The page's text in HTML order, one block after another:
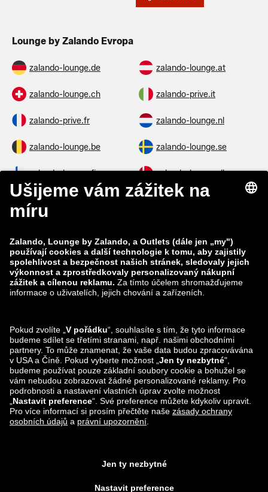
Lounge by Zalando Evropa
zalando-lounge.de zalando-lounge.at
zalando-lounge.ch zalando-prive.it
zalando-prive.fr zalando-lounge.nl
zalando-lounge.be zalando-lounge.se
zalando-lounge.fi zalando-lounge.dk
zalando-lounge.co.uk zalando-lounge.pl
zalando-lounge.lt zalando-lounge.sk
zalando-lounge.ro zalando-lounge.hr
zalando-lounge.lu zalando-lounge.ee
zalando-lounge.lv zalando-lounge.no
Sledujte nás také
na
doporučenou maloobchodní cenou